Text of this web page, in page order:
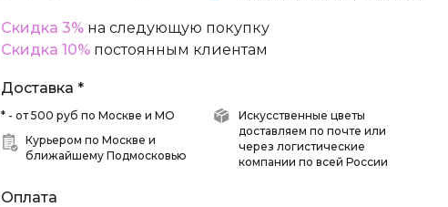
Скидка 3% на следующую покупку
Скидка 10% постоянным клиентам
Доставка *
* - от 500 руб по Москве и МО
Курьером по Москве и
ближайшему Подмосковью
Искусственные цветы
доставляем по почте или
через логистические
компании по всей России
Оплата